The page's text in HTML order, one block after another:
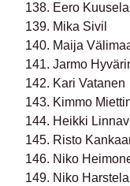
138. Eero Kuusela
139. Mika Sivil
140. Maija
141. Jarmo
142. Kari Vatanen
143. Kimmo
144. Heikki
145. Risto
146. Niko
149. Niko Harstela